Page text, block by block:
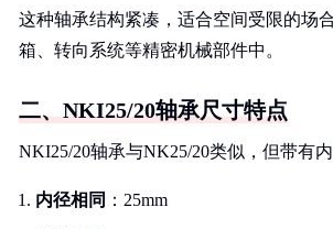
这种轴承结构紧凑，适合空间受限的场
箱、转向系统等精密机械部件中。
二、NKI25/20轴承尺寸特点
NKI25/20轴承与NK25/20类似，但带有内
内径相同 ：25mm